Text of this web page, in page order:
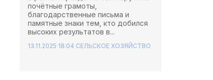
почётные грамоты,
благодарственные письма и
памятные знаки тем, кто добился
высоких результатов в...
13.11.2025 18:04 СЕЛЬСКОЕ ХОЗЯЙСТВО